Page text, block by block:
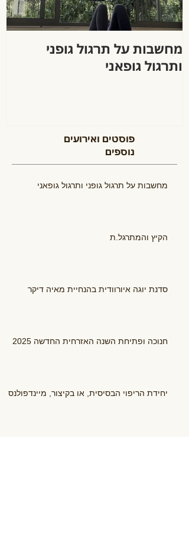
מחשבות על תרגול גופני
ותרגול גופאני
פוסטים ואירועים
נוספים
מחשבות על תרגול גופני ותרגול גופאני
הקיץ והמתרגל.ת
סדנת יוגה איורוודית בהנחיית מאיה דיקר
חנוכה ופתיחת השנה האזרחית החדשה 2025
יחידת הריפוי הבסיסית, או בקיצור, מיינדפולנס